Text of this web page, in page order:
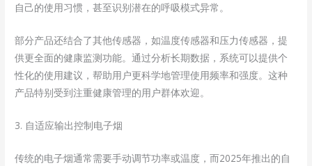
自己的使用习惯，甚至识别潜在的呼吸模式异常。
部分产品还结合了其他传感器，如温度传感器和压力传感器，提
供更全面的健康监测功能。通过分析长期数据，系统可以提供个
性化的使用建议，帮助用户更科学地管理使用频率和强度。这种
产品特别受到注重健康管理的用户群体欢迎。
3. 自适应输出控制电子烟
传统的电子烟通常需要手动调节功率或温度，而2025年推出的自